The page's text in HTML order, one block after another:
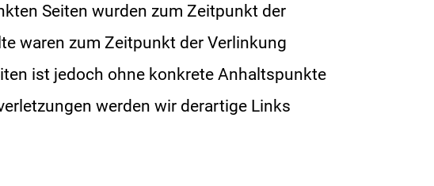
Seiten wurden zum Zeitpunkt der
waren zum Zeitpunkt der Verlinkung
ist jedoch ohne konkrete Anhaltspunkte
werden wir derartige Links